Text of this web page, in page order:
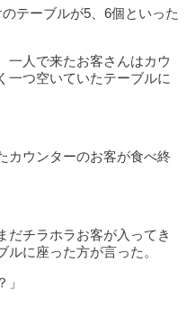
テーブルが5、6個といった
一人で来たお客さんはカウ
一つ空いていたテーブルに
カウンターのお客が食べ終
だチラホラお客が入ってき
に座った方が言った。